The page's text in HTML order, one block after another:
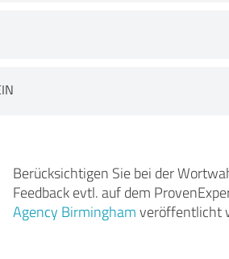
Berücksichtigen Sie bei der
Feedback evtl. auf dem
Agency Birmingham veröffentlicht